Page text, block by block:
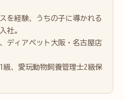
を経験、うちの子に導かれる
社。
ディアペット大阪・名古屋店
級、愛玩動物飼養管理士2級保